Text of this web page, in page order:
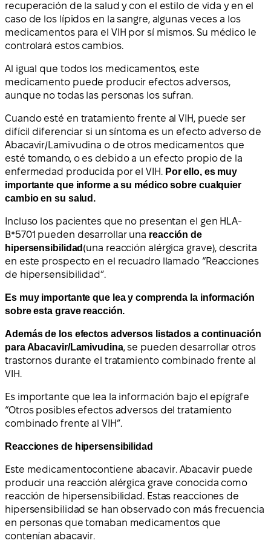
recuperación de la salud y con el estilo de vida y en el
caso de los lípidos en la sangre, algunas veces a los
medicamentos para el VIH por sí mismos. Su médico le
controlará estos cambios.
Al igual que todos los medicamentos, este
medicamento puede producir efectos adversos,
aunque no todas las personas los sufran.
Cuando esté en tratamiento frente al VIH, puede ser
difícil diferenciar si un síntoma es un efecto adverso de
Abacavir/Lamivudina o de otros medicamentos que
esté tomando, o es debido a un efecto propio de la
enfermedad producida por el VIH. Por ello, es muy
importante que informe a su médico sobre cualquier
cambio en su salud.
Incluso los pacientes que no presentan el gen HLA-
B*5701 pueden desarrollar una reacción de
hipersensibilidad (una reacción alérgica grave), descrita
en este prospecto en el recuadro llamado “Reacciones
de hipersensibilidad”.
Es muy importante que lea y comprenda la información
sobre esta grave reacción.
Además de los efectos adversos listados a continuación
para Abacavir/Lamivudina, se pueden desarrollar otros
trastornos durante el tratamiento combinado frente al
VIH.
Es importante que lea la información bajo el epígrafe
“Otros posibles efectos adversos del tratamiento
combinado frente al VIH”.
Reacciones de hipersensibilidad
Este medicamentocontiene abacavir. Abacavir puede
producir una reacción alérgica grave conocida como
reacción de hipersensibilidad. Estas reacciones de
hipersensibilidad se han observado con más frecuencia
en personas que tomaban medicamentos que
contenían abacavir.